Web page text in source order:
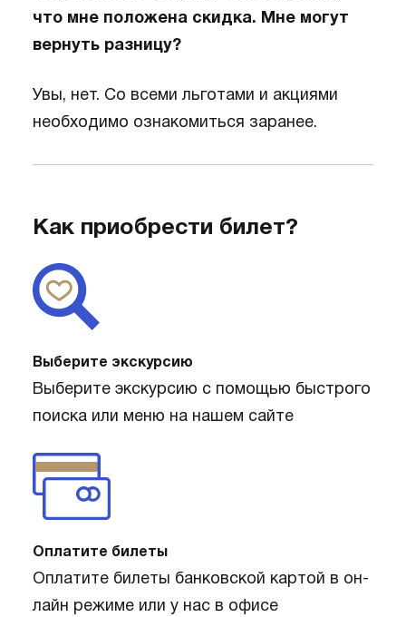
что мне положена скидка. Мне могут
вернуть разницу?
Увы, нет. Со всеми льготами и акциями
необходимо ознакомиться заранее.
Как приобрести билет?
Выберите экскурсию
Выберите экскурсию с помощью быстрого
поиска или меню на нашем сайте
Оплатите билеты
Оплатите билеты банковской картой в он-
лайн режиме или у нас в офисе